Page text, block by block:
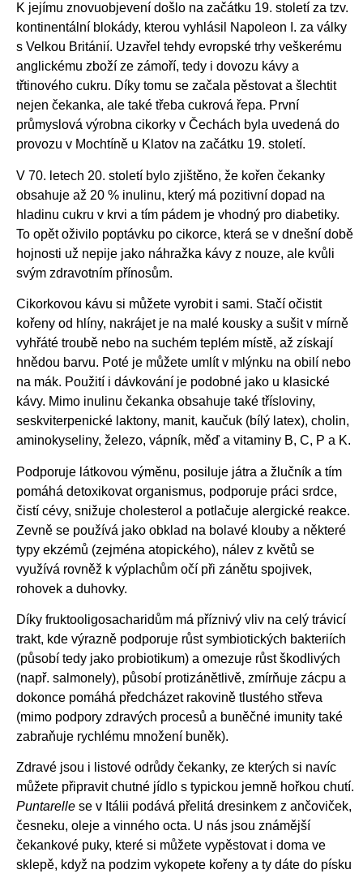
K jejímu znovuobjevení došlo na začátku 19. století za tzv.
kontinentální blokády, kterou vyhlásil Napoleon I. za války
s Velkou Británií. Uzavřel tehdy evropské trhy veškerému
anglickému zboží ze zámoří, tedy i dovozu kávy a
třtinového cukru. Díky tomu se začala pěstovat a šlechtit
nejen čekanka, ale také třeba cukrová řepa. První
průmyslová výrobna cikorky v Čechách byla uvedená do
provozu v Mochtíně u Klatov na začátku 19. století.
V 70. letech 20. století bylo zjištěno, že kořen čekanky
obsahuje až 20 % inulinu, který má pozitivní dopad na
hladinu cukru v krvi a tím pádem je vhodný pro diabetiky.
To opět oživilo poptávku po cikorce, která se v dnešní době
hojnosti už nepije jako náhražka kávy z nouze, ale kvůli
svým zdravotním přínosům.
Cikorkovou kávu si můžete vyrobit i sami. Stačí očistit
kořeny od hlíny, nakrájet je na malé kousky a sušit v mírně
vyhřáté troubě nebo na suchém teplém místě, až získají
hnědou barvu. Poté je můžete umlít v mlýnku na obilí nebo
na mák. Použití i dávkování je podobné jako u klasické
kávy. Mimo inulinu čekanka obsahuje také třísloviny,
seskviterpenické laktony, manit, kaučuk (bílý latex), cholin,
aminokyseliny, železo, vápník, měď a vitaminy B, C, P a K.
Podporuje látkovou výměnu, posiluje játra a žlučník a tím
pomáhá detoxikovat organismus, podporuje práci srdce,
čistí cévy, snižuje cholesterol a potlačuje alergické reakce.
Zevně se používá jako obklad na bolavé klouby a některé
typy ekzémů (zejména atopického), nálev z květů se
využívá rovněž k výplachům očí při zánětu spojivek,
rohovek a duhovky.
Díky fruktooligosacharidům má příznivý vliv na celý trávicí
trakt, kde výrazně podporuje růst symbiotických bakteriích
(působí tedy jako probiotikum) a omezuje růst škodlivých
(např. salmonely), působí protizánětlivě, zmírňuje zácpu a
dokonce pomáhá předcházet rakovině tlustého střeva
(mimo podpory zdravých procesů a buněčné imunity také
zabraňuje rychlému množení buněk).
Zdravé jsou i listové odrůdy čekanky, ze kterých si navíc
můžete připravit chutné jídlo s typickou jemně hořkou chutí.
Puntarelle se v Itálii podává přelitá dresinkem z ančoviček,
česneku, oleje a vinného octa. U nás jsou známější
čekankové puky, které si můžete vypěstovat i doma ve
sklepě, když na podzim vykopete kořeny a ty dáte do písku